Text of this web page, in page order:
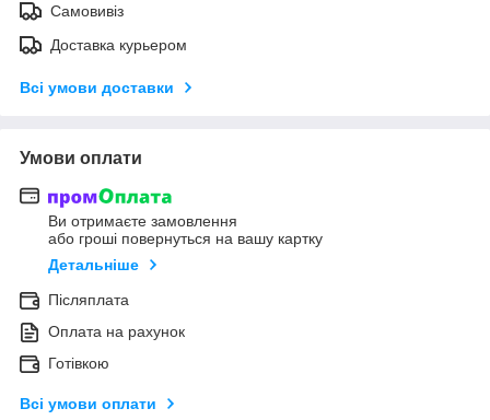
Самовивіз
Доставка курьером
Всі умови доставки
Умови оплати
Ви отримаєте замовлення
або гроші повернуться на вашу картку
Детальніше
Післяплата
Оплата на рахунок
Готівкою
Всі умови оплати